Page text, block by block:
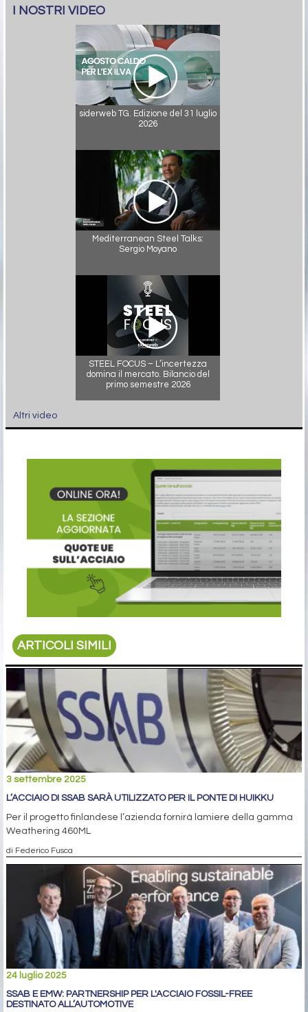
I NOSTRI VIDEO
siderweb TG. Edizione del 31 luglio
2026
Mediterranean Steel Talks:
Sergio Moyano
STEEL FOCUS – L’incertezza
domina il mercato. Bilancio del
primo semestre 2026
Altri video
ARTICOLI SIMILI
3 settembre 2025
L’ACCIAIO DI SSAB SARÀ UTILIZZATO PER IL PONTE DI HUIKKU
Per il progetto finlandese l’azienda fornirà lamiere della gamma
Weathering 460ML
di Federico Fusca
24 luglio 2025
SSAB E EMW: PARTNERSHIP PER L'ACCIAIO FOSSIL-FREE
DESTINATO ALL’AUTOMOTIVE